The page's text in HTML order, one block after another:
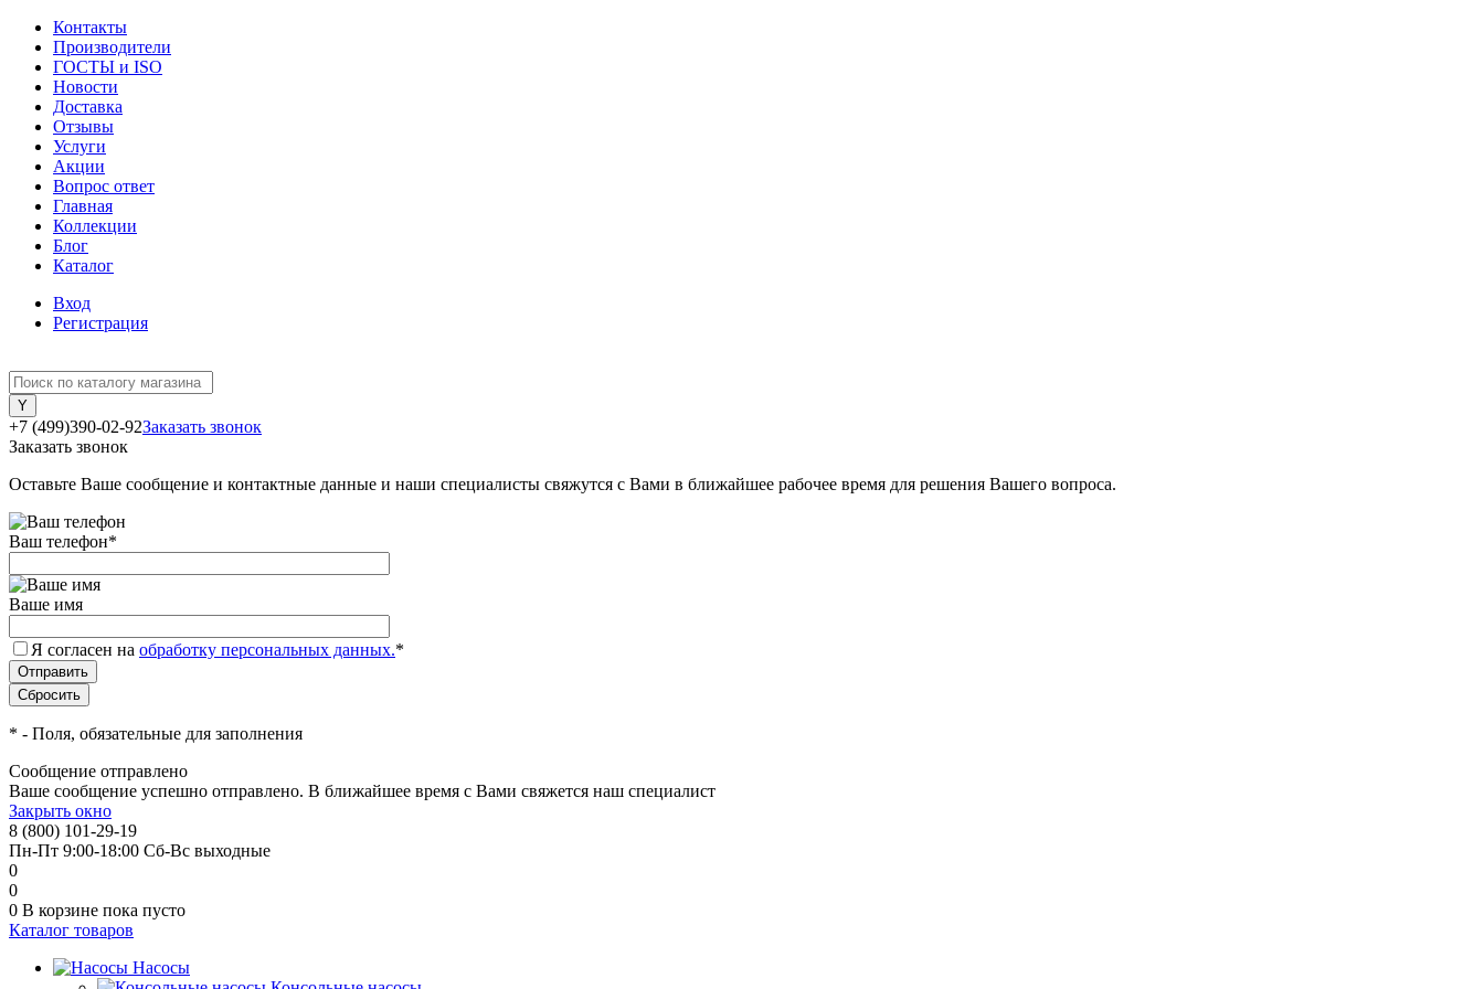
Контакты
Производители
ГОСТЫ и ISO
Новости
Доставка
Отзывы
Услуги
Акции
Вопрос ответ
Главная
Коллекции
Блог
Каталог
Вход
Регистрация
+7 (499)390-02-92Заказать звонок
Заказать звонок
Оставьте Ваше сообщение и контактные данные и наши специалисты свяжутся с Вами в ближайшее рабочее время для решения Вашего вопроса.
Ваш телефон*
Ваше имя
Я согласен на обработку персональных данных.*
* - Поля, обязательные для заполнения
Сообщение отправлено
Ваше сообщение успешно отправлено. В ближайшее время с Вами свяжется наш специалист
Закрыть окно
8 (800) 101-29-19
Пн-Пт 9:00-18:00 Сб-Вс выходные
0
0
0 В корзине пока пусто
Каталог товаров
Насосы